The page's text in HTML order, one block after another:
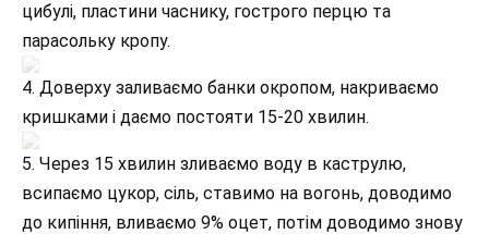
цибулі, пластини часнику, гострого перцю та
парасольку кропу.
4. Доверху заливаємо банки окропом, накриваємо
кришками і даємо постояти 15-20 хвилин.
5. Через 15 хвилин зливаємо воду в каструлю,
всипаємо цукор, сіль, ставимо на вогонь, доводимо
до кипіння, вливаємо 9% оцет, потім доводимо знову